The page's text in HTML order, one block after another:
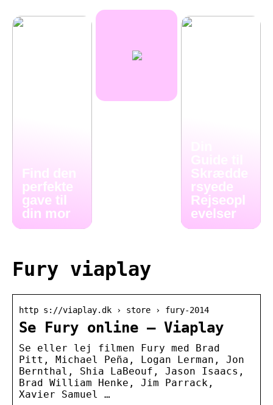
Find den
perfekte
gave til
din mor
Guide til
Skrædde
rsyede
Rejseopl
evelser
Fury viaplay
http s://viaplay.dk › store › fury-2014
Se Fury online – Viaplay
Se eller lej filmen Fury med Brad
Pitt, Michael Peña, Logan Lerman, Jon
Bernthal, Shia LaBeouf, Jason Isaacs,
Brad William Henke, Jim Parrack,
Xavier Samuel …